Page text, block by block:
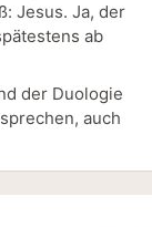
Jesus. Ja, der
ab
der Duologie
auch